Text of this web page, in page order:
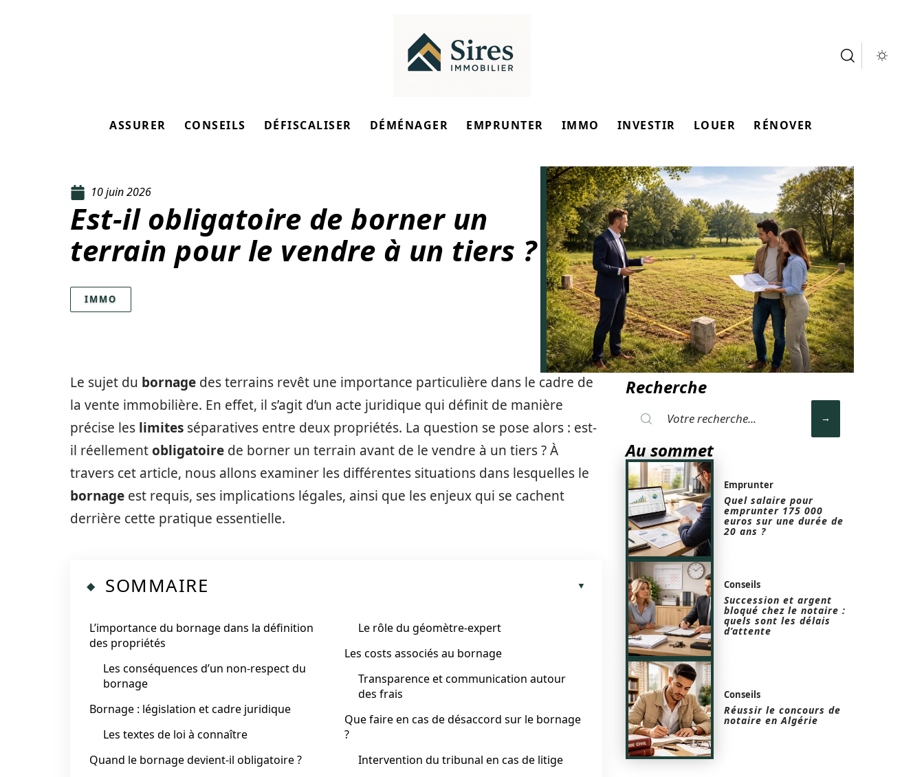
ASSURER CONSEILS DÉFISCALISER DÉMÉNAGER EMPRUNTER IMMO INVESTIR LOUER RÉNOVER
10 juin 2026
Est-il obligatoire de borner un
terrain pour le vendre à un tiers ?
IMMO
Le sujet du bornage des terrains revêt une importance particulière dans le cadre de
la vente immobilière. En effet, il s’agit d’un acte juridique qui définit de manière
précise les limites séparatives entre deux propriétés. La question se pose alors : est-
il réellementobligatoire de borner un terrain avant de le vendre à un tiers ? À
travers cet article, nous allons examiner les différentes situations dans lesquelles le
bornage est requis, ses implications légales, ainsi que les enjeux qui se cachent
derrière cette pratique essentielle.
SOMMAIRE
L’importance du bornage dans la définition
des propriétés
Les conséquences d’un non-respect du
bornage
Bornage : législation et cadre juridique
Les textes de loi à connaître
Quand le bornage devient-il obligatoire ?
Le rôle du géomètre-expert
Les costs associés au bornage
Transparence et communication autour
des frais
Que faire en cas de désaccord sur le bornage
?
Intervention du tribunal en cas de litige
Recherche
Au sommet
Emprunter
Quel salaire pour
emprunter 175 000
euros sur une durée de
20 ans ?
Conseils
Succession et argent
bloqué chez le notaire :
quels sont les délais
d’attente
Conseils
Réussir le concours de
notaire en Algérie